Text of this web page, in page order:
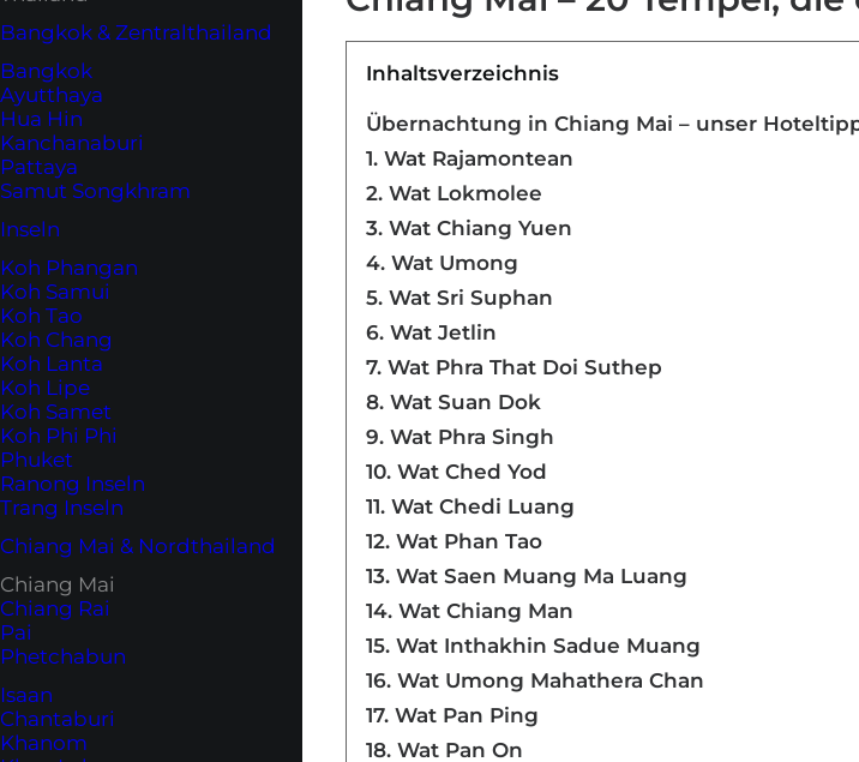
Bangkok & Zentralthailand
Bangkok
Ayutthaya
Hua Hin
Kanchanaburi
Pattaya
Samut Songkhram
Inseln
Koh Phangan
Koh Samui
Koh Tao
Koh Chang
Koh Lanta
Koh Lipe
Koh Samet
Koh Phi Phi
Phuket
Ranong Inseln
Trang Inseln
Chiang Mai & Nordthailand
Chiang Mai
Chiang Rai
Pai
Phetchabun
Isaan
Chantaburi
Khanom
Inhaltsverzeichnis
Übernachtung in Chiang Mai – unser
1. Wat Rajamontean
2. Wat Lokmolee
3. Wat Chiang Yuen
4. Wat Umong
5. Wat Sri Suphan
6. Wat Jetlin
7. Wat Phra That Doi Suthep
8. Wat Suan Dok
9. Wat Phra Singh
10. Wat Ched Yod
11. Wat Chedi Luang
12. Wat Phan Tao
13. Wat Saen Muang Ma Luang
14. Wat Chiang Man
15. Wat Inthakhin Sadue Muang
16. Wat Umong Mahathera Chan
17. Wat Pan Ping
18. Wat Pan On